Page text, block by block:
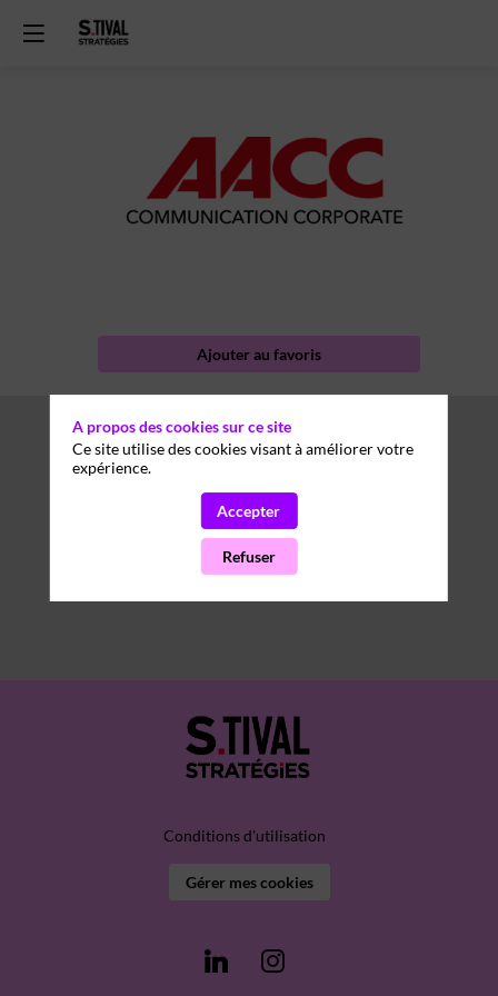
corporate
Ajouter au favoris
Conditions d'utilisation
Gérer mes cookies
A propos des cookies sur ce site
Ce site utilise des cookies visant à améliorer votre
expérience.
Accepter
Refuser